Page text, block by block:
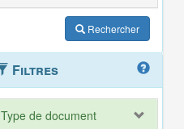
Rechercher
Filtres
Type de document